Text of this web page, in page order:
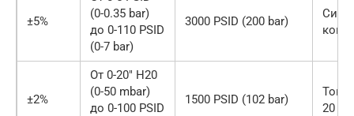
±5%
(0-0.35 bar)
до 0-110 PSID
(0-7 bar)
3000 PSID (200 bar)
±2%
От 0-20″ H20
(0-50 mbar)
до 0-100 PSID
1500 PSID (102 bar)
20 мА